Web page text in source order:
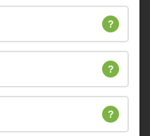
?
?
?